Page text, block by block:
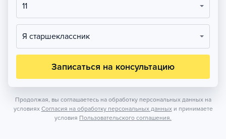
11
Я старшеклассник
Записаться на консультацию
Продолжая, вы соглашаетесь на обработку персональных данных на
условиях Согласия на обработку персональных данных и принимаете
условия Пользовательского соглашения.